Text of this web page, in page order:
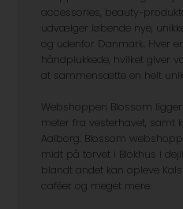
accessories, beauty-
udvælger løbende nye,
og udenfor Danmark. Hver
håndplukkede, hvilket giver
at sammensætte en helt
Webshoppen Blossom
meter fra vesterhavet, samt
Aalborg. Blossom
midt på torvet i Blokhus i
blandt andet kan opleve
caféer og meget mere.